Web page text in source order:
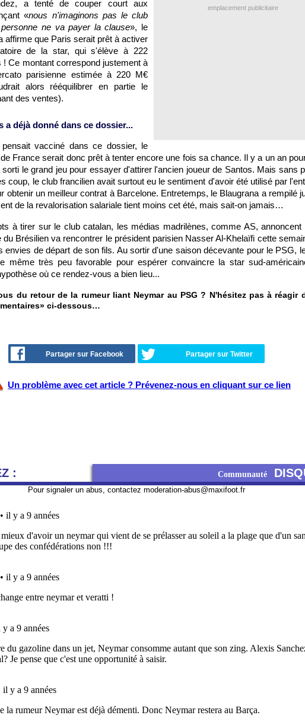
emplacement publicitaire
a tenté de couper court aux
«nous n'imaginons pas le club
ne va payer la clause», le
affirme que Paris serait prêt à activer
de la star, qui s'élève à 222
! Ce montant correspond justement à
parisienne estimée à 220 M€
alors rééquilibrer en partie le
des ventes).
a déjà donné dans ce dossier...
vacciné dans ce dossier, le
France serait donc prêt à tenter encore une fois sa chance. Il y a un an
le grand jeu pour essayer d'attirer l'ancien joueur de Santos. Mais sans
coup, le club francilien avait surtout eu le sentiment d'avoir été utilisé par
obtenir un meilleur contrat à Barcelone. Entretemps, le Blaugrana a rempilé
de la revalorisation salariale tient moins cet été, mais sait-on jamais…
à tirer sur le club catalan, les médias madrilènes, comme AS, annoncent
du Brésilien va rencontrer le président parisien Nasser Al-Khelaïfi cette
envies de départ de son fils. Au sortir d'une saison décevante pour le PSG,
même très peu favorable pour espérer convaincre la star sud-
où ce rendez-vous a bien lieu...
du retour de la rumeur liant Neymar au PSG ? N'hésitez pas à réagir
ci-dessous…
Partager sur Facebook Partager sur Twitter
Un problème avec cet article ? Prévenez-nous en cliquant sur ce lien
: Communauté
Pour signaler un abus, contactez moderation-abus@maxifoot.fr